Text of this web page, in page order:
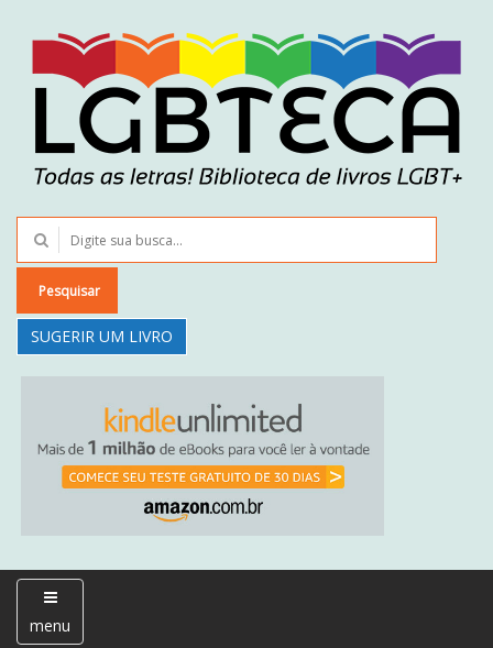
Pesquisar
SUGERIR UM LIVRO
menu